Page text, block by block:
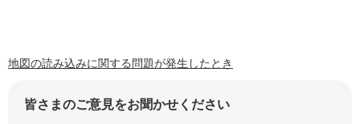
地図の読み込みに関する問題が発生したとき
皆さまのご意見をお聞かせください